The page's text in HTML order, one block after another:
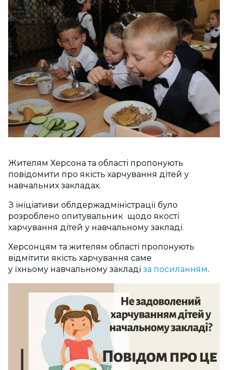
Жителям Херсона та області пропонують
повідомити про якість харчування дітей у
навчальних закладах.
З ініціативи облдержадміністрації було
розроблено опитувальник щодо якості
харчування дітей у навчальному закладі.
Херсонцям та жителям області пропонують
відмітити якість харчування саме
у їхньому навчальному закладі за посиланням.